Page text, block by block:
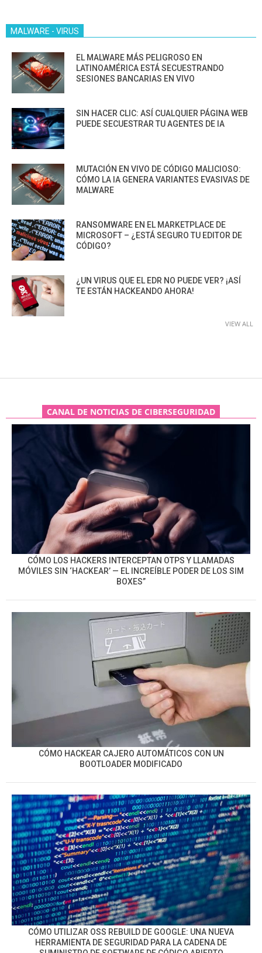
MALWARE - VIRUS
EL MALWARE MÁS PELIGROSO EN
LATINOAMÉRICA ESTÁ SECUESTRANDO
SESIONES BANCARIAS EN VIVO
SIN HACER CLIC: ASÍ CUALQUIER PÁGINA WEB
PUEDE SECUESTRAR TU AGENTES DE IA
MUTACIÓN EN VIVO DE CÓDIGO MALICIOSO:
CÓMO LA IA GENERA VARIANTES EVASIVAS DE
MALWARE
RANSOMWARE EN EL MARKETPLACE DE
MICROSOFT – ¿ESTÁ SEGURO TU EDITOR DE
CÓDIGO?
¿UN VIRUS QUE EL EDR NO PUEDE VER? ¡ASÍ
TE ESTÁN HACKEANDO AHORA!
VIEW ALL
CANAL DE NOTICIAS DE CIBERSEGURIDAD
CÓMO LOS HACKERS INTERCEPTAN OTPS Y LLAMADAS
MÓVILES SIN ‘HACKEAR’ — EL INCREÍBLE PODER DE LOS SIM
BOXES”
CÓMO HACKEAR CAJERO AUTOMÁTICOS CON UN
BOOTLOADER MODIFICADO
CÓMO UTILIZAR OSS REBUILD DE GOOGLE: UNA NUEVA
HERRAMIENTA DE SEGURIDAD PARA LA CADENA DE